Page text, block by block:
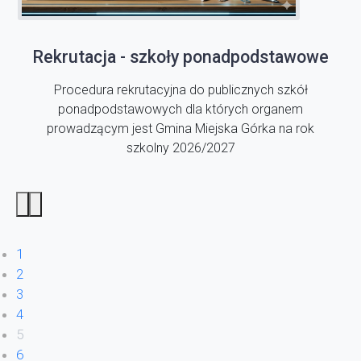
Rekrutacja - szkoły ponadpodstawowe
Procedura rekrutacyjna do publicznych szkół
ponadpodstawowych dla których organem
prowadzącym jest Gmina Miejska Górka na rok
szkolny 2026/2027
1
2
3
4
5
6